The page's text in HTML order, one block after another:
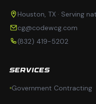
Houston, TX · Serving
cg@codewcg.com
(832) 419-5202
SERVICES
Government Contracting